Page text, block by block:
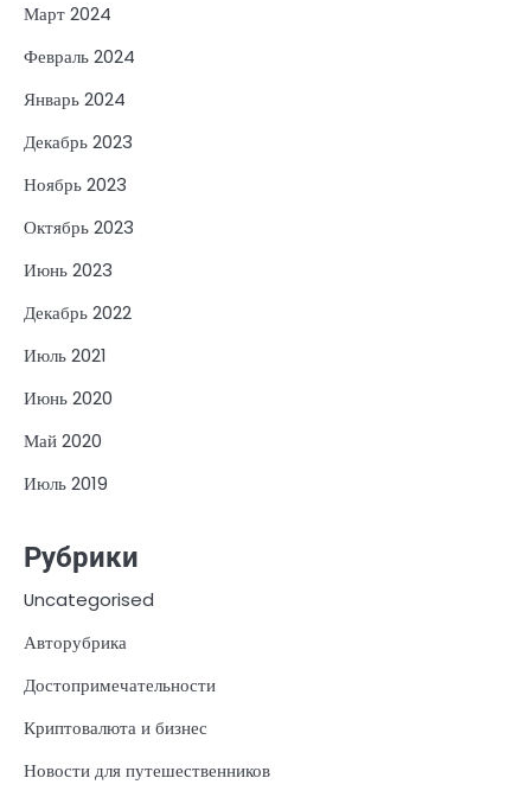
Март 2024
Февраль 2024
Январь 2024
Декабрь 2023
Ноябрь 2023
Октябрь 2023
Июнь 2023
Декабрь 2022
Июль 2021
Июнь 2020
Май 2020
Июль 2019
Рубрики
Uncategorised
Авторубрика
Достопримечательности
Криптовалюта и бизнес
Новости для путешественников